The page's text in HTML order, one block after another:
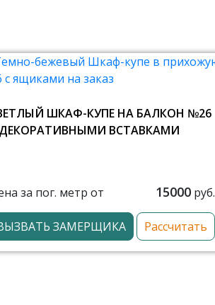
ШКАФ-КУПЕ НА БАЛКОН №26
ВСТАВКАМИ
за пог. метр от 15000 руб.
ЗАМЕРЩИКА Рассчитать